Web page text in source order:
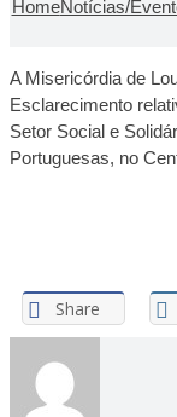
HomeNotícias/
A Misericórdia de
Esclarecimento
Setor Social e
Portuguesas, no
Share